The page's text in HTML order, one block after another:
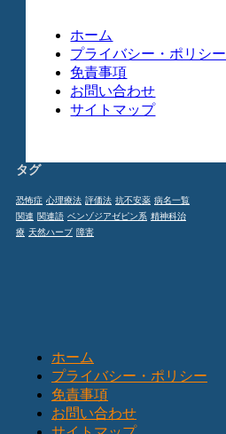
ホーム
プライバシー・ポリシー
免責事項
お問い合わせ
サイトマップ
タグ
恐怖症 心理療法 評価法 抗不安薬 病名一覧
関連 関連語 ベンゾジアゼピン系 精神科治
療 天然ハーブ 障害
ホーム
プライバシー・ポリシー
免責事項
お問い合わせ